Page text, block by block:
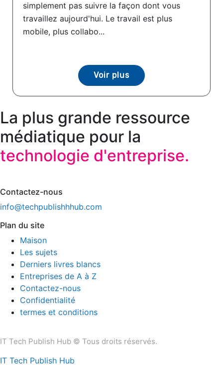
simplement pas suivre la façon dont vous
travaillez aujourd'hui. Le travail est plus
mobile, plus collabo...
Voir plus
La plus grande ressource
médiatique pour la
technologie d'entreprise.
Contactez-nous
info@techpublishhhub.com
Plan du site
Maison
Les sujets
Derniers livres blancs
Entreprises de A à Z
Contactez-nous
Confidentialité
termes et conditions
IT Tech Publish Hub © Tous droits réservés.
IT Tech Publish Hub